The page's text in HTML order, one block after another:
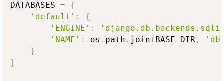
DATABASES =
{
'default' :
{
'ENGINE' :
'NAME' : os . path . join ( BASE_DIR,
}
}